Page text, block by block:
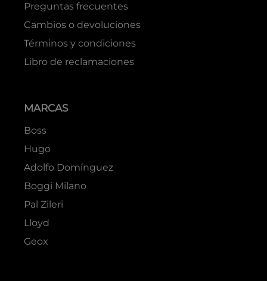
Preguntas frecuentes
Cambios o devoluciones
Términos y condiciones
Libro de reclamaciones
MARCAS
Boss
Hugo
Adolfo Domínguez
Boggi Milano
Pal Zileri
Lloyd
Geox